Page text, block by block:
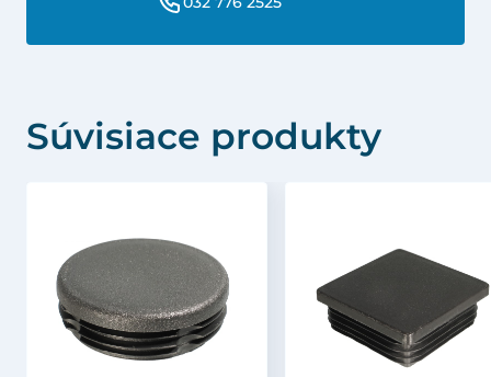
Súvisiace produkty